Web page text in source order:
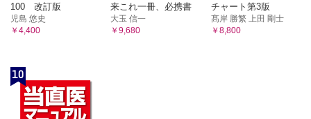
100 改訂版
児島 悠史
￥4,400
来これ一冊、必携書
大玉 信一
￥9,680
チャート第3版
髙岸 勝繁 上田 剛士
￥8,800
10